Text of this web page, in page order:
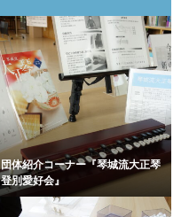
団体紹介コーナー『琴城流大正琴
登別愛好会』